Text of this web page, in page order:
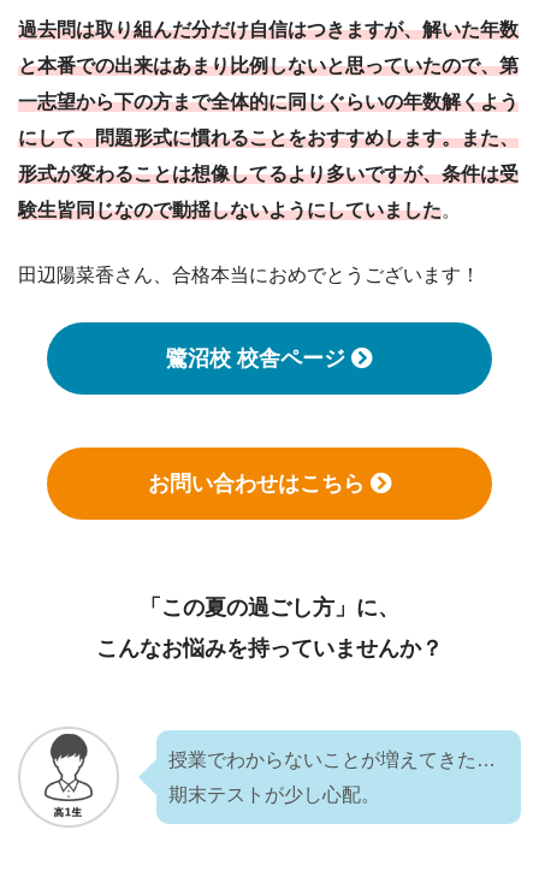
過去問は取り組んだ分だけ自信はつきますが、解いた年数
と本番での出来はあまり比例しないと思っていたので、第
一志望から下の方まで全体的に同じぐらいの年数解くよう
にして、問題形式に慣れることをおすすめします。また、
形式が変わることは想像してるより多いですが、条件は受
験生皆同じなので動揺しないようにしていました。
田辺陽菜香さん、合格本当におめでとうございます！
鷺沼校 校舎ページ
お問い合わせはこちら
「この夏の過ごし方」に、
こんなお悩みを持っていませんか？
授業でわからないことが増えてきた…
期末テストが少し心配。